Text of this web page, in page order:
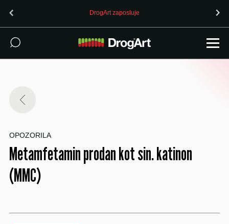
DrogArt zaposluje
OPOZORILA
Metamfetamin prodan kot sin. katinon
(MMC)